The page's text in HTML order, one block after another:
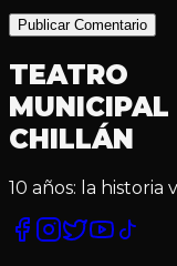
Publicar Comentario
TEATRO
MUNICIPAL
CHILLÁN
10 años: la
Facebook
Instagram
Twitter
YouTube
TikTok